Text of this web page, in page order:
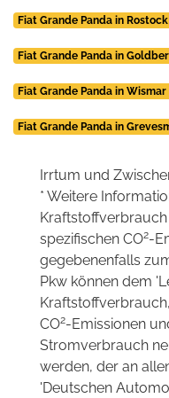
Fiat Grande Panda in
Fiat Grande Panda in
Fiat Grande Panda in
Fiat Grande Panda in
Irrtum und
* Weitere
spezifischen CO2-
gegebenenfalls
Pkw können dem
CO2-Emissionen
Stromverbrauch
werden, der an
'Deutschen